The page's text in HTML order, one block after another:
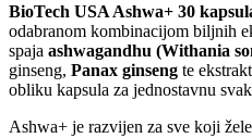
BioTech USA Ashwa+ 30
odabranom kombinacijom biljnih
spaja ashwagandhu (Withania
ginseng, Panax ginseng te
obliku kapsula za jednostavnu
Ashwa+ je razvijen za sve koji